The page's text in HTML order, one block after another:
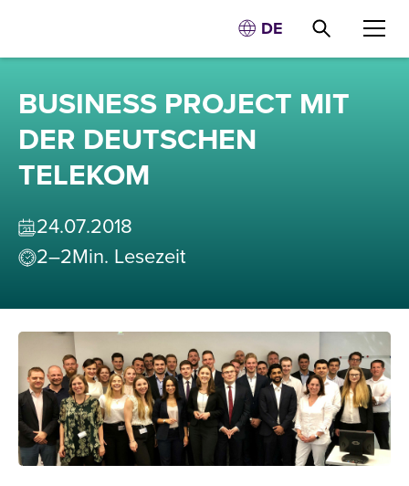
DE
BUSINESS PROJECT MIT
DER DEUTSCHEN
TELEKOM
24.07.2018
2–2Min. Lesezeit